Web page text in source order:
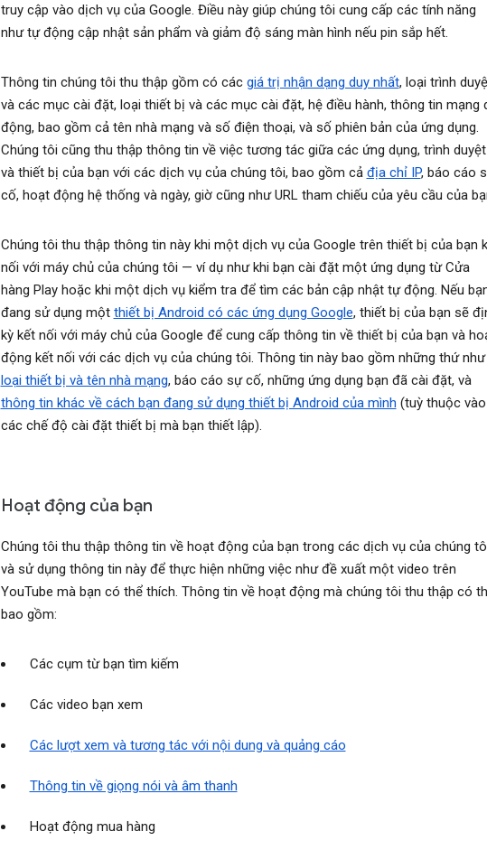
truy cập vào dịch vụ của Google. Điều này giúp chúng tôi cung cấp các tính năng
như tự động cập nhật sản phẩm và giảm độ sáng màn hình nếu pin sắp hết.
Thông tin chúng tôi thu thập gồm có các giá trị nhận dạng duy nhất, loại trình
và các mục cài đặt, loại thiết bị và các mục cài đặt, hệ điều hành, thông tin mạng
động, bao gồm cả tên nhà mạng và số điện thoại, và số phiên bản của ứng dụng.
Chúng tôi cũng thu thập thông tin về việc tương tác giữa các ứng dụng, trình duyệt
và thiết bị của bạn với các dịch vụ của chúng tôi, bao gồm cả địa chỉ IP, báo cáo
cố, hoạt động hệ thống và ngày, giờ cũng như URL tham chiếu của yêu cầu của
Chúng tôi thu thập thông tin này khi một dịch vụ của Google trên thiết bị của bạn
nối với máy chủ của chúng tôi — ví dụ như khi bạn cài đặt một ứng dụng từ Cửa
hàng Play hoặc khi một dịch vụ kiểm tra để tìm các bản cập nhật tự động. Nếu
đang sử dụng một thiết bị Android có các ứng dụng Google, thiết bị của bạn sẽ
kỳ kết nối với máy chủ của Google để cung cấp thông tin về thiết bị của bạn và
động kết nối với các dịch vụ của chúng tôi. Thông tin này bao gồm những thứ như
loại thiết bị và tên nhà mạng, báo cáo sự cố, những ứng dụng bạn đã cài đặt, và
thông tin khác về cách bạn đang sử dụng thiết bị Android của mình (tuỳ thuộc vào
các chế độ cài đặt thiết bị mà bạn thiết lập).
Hoạt động của bạn
Chúng tôi thu thập thông tin về hoạt động của bạn trong các dịch vụ của chúng
và sử dụng thông tin này để thực hiện những việc như đề xuất một video trên
YouTube mà bạn có thể thích. Thông tin về hoạt động mà chúng tôi thu thập có
bao gồm:
Các cụm từ bạn tìm kiếm
Các video bạn xem
Các lượt xem và tương tác với nội dung và quảng cáo
Thông tin về giọng nói và âm thanh
Hoạt động mua hàng